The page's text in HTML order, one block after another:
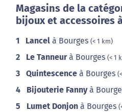
Magasins de la
bijoux et accessoires
1 Lancel à Bourges (< 1 km)
2 Le Tanneurà Bourges (< 1
3 Quintescence à Bourges
4 Bijouterie Fannyà
5 Lumet Donjon à Bourges